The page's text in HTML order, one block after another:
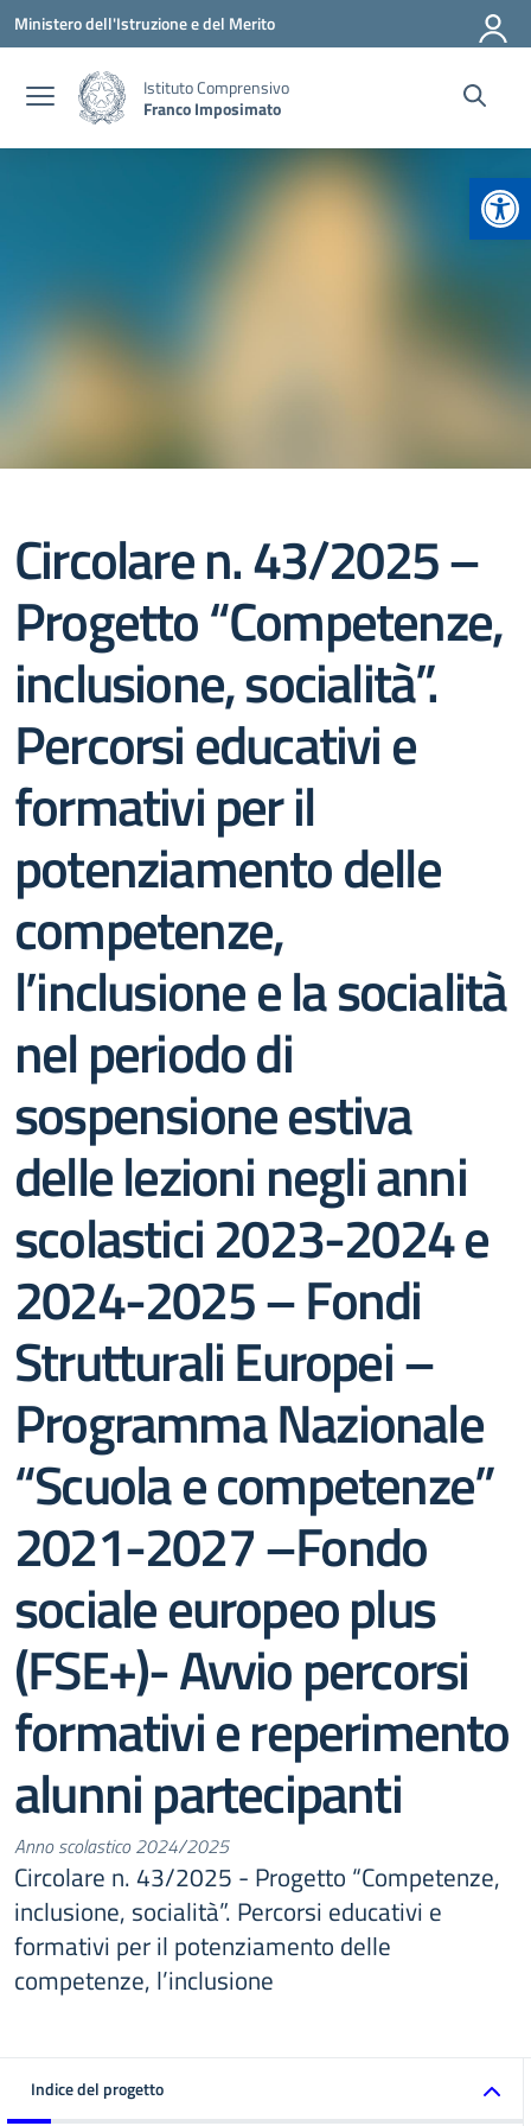
Vai ai contenuti
Vai al menu di navigazione
Vai al footer
Ministero dell'Istruzione e del Merito
Istituto Comprensivo
Franco Imposimato
Circolare n. 43/2025 –
Progetto “Competenze,
inclusione, socialità”.
Percorsi educativi e
formativi per il
potenziamento delle
competenze,
l’inclusione e la socialità
nel periodo di
sospensione estiva
delle lezioni negli anni
scolastici 2023-2024 e
2024-2025 – Fondi
Strutturali Europei –
Programma Nazionale
“Scuola e competenze”
2021-2027 –Fondo
sociale europeo plus
(FSE+)- Avvio percorsi
formativi e reperimento
alunni partecipanti
Anno scolastico 2024/2025
Circolare n. 43/2025 - Progetto “Competenze,
inclusione, socialità”. Percorsi educativi e
formativi per il potenziamento delle
competenze, l’inclusione
Indice del progetto